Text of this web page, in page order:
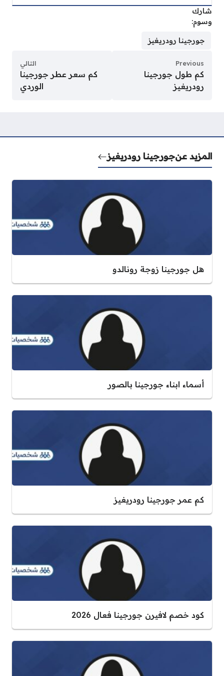
شارك
وسوم:
جورجينا رودريغيز
Previous
كم طول جورجينا
رودريغيز
التالي
كم سعر عطر جورجينا
الوردي
المزيد عنجورجينا رودريغيز
هل جورجينا زوجة رونالدو
أسماء ابناء جورجينا بالصور
كم عمر جورجينا رودريغيز
كود خصم لافيرن جورجينا فعال 2026